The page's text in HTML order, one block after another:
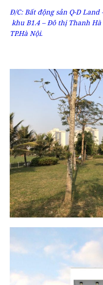
Đ/C: Bất động sản Q-D
khu B1.4 – Đô thị Thanh Hà
TP.Hà Nội.